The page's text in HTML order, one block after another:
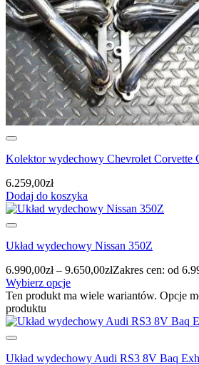
Kolektor wydechowy Chevrolet Corvette
6.259,00zł
Dodaj do koszyka
Układ wydechowy Nissan 350Z
6.990,00zł – 9.650,00złZakres cen: od
Wybierz opcje
Ten produkt ma wiele wariantów. Opcje
produktu
Układ wydechowy Audi RS3 8V Baq